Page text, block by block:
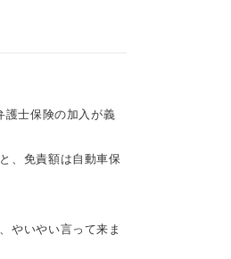
護士保険の加入が義
、免責額は自動車保
やいやい言って来ま